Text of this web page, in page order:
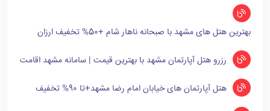
بهترین هتل های مشهد با صبحانه ناهار شام +50% تخفیف ارزان
رزرو هتل آپارتمان مشهد با بهترین قیمت | سامانه مشهد اقامت
هتل آپارتمان های خیابان امام رضا مشهد+تا 90% تخفیف